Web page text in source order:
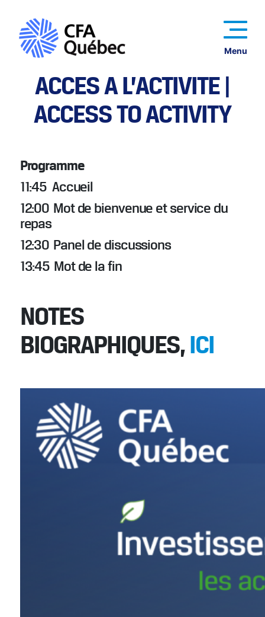
Menu
ACCÈS À L’ACTIVITÉ |
ACCESS TO ACTIVITY
Programme
11:45 Accueil
12:00 Mot de bienvenue et service du
repas
12:30 Panel de discussions
13:45 Mot de la fin
NOTES
BIOGRAPHIQUES,ICI